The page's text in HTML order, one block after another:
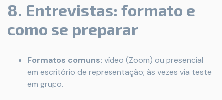
8. Entrevistas: formato e
como se preparar
Formatos comuns: vídeo (Zoom) ou presencial
em escritório de representação; às vezes via teste
em grupo.